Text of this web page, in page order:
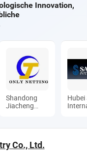
Innovation,
Shandong
Jiacheng
Products Co.,
Hubei
Co., Ltd.